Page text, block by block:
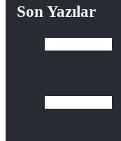
Son Yazılar